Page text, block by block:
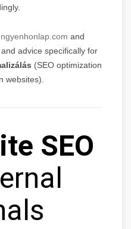
and
advice specifically for
(SEO optimization
websites).
SEO